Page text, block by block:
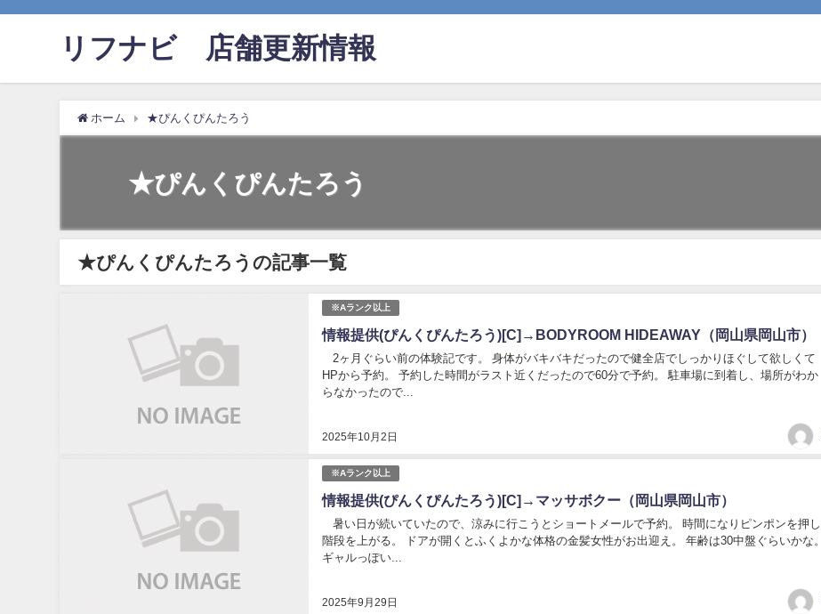
リフナビ®店舗更新情報
ホーム ★ぴんくぴんたろう
★ぴんくぴんたろう
★ぴんくぴんたろうの記事一覧
※Aランク以上
情報提供(ぴんくぴんたろう)[C]→BODYROOM HIDEAWAY（岡山県岡山市）
2025年10月2日
2ヶ月ぐらい前の体験記です。 身体がバキバキだったので健全店でしっかりほぐして欲しくて
HPから予約。 予約した時間がラスト近くだったので60分で予約。 駐車場に到着し、場所がわか
らなかったので...
※Aランク以上
情報提供(ぴんくぴんたろう)[C]→マッサボクー（岡山県岡山市）
2025年9月29日
暑い日が続いていたので、涼みに行こうとショートメールで予約。 時間になりピンポンを押し
階段を上がる。 ドアが開くとふくよかな体格の金髪女性がお出迎え。 年齢は30中盤ぐらいかな。
ギャルっぽい...